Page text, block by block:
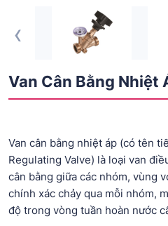
‹
Van Cân Bằng Nhiệt
Van cân bằng nhiệt áp (có tên
Regulating Valve) là loại van
cân bằng giữa các nhóm, vùng
chính xác chảy qua mỗi nhóm,
độ trong vòng tuần hoàn nước